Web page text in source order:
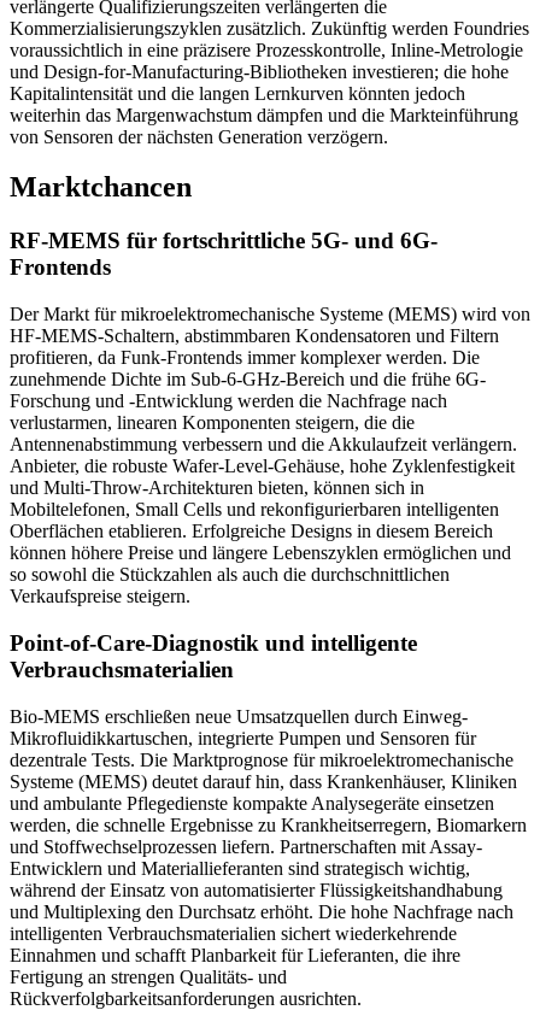
verlängerte Qualifizierungszeiten verlängerten die
Kommerzialisierungszyklen zusätzlich. Zukünftig werden Foundries
voraussichtlich in eine präzisere Prozesskontrolle, Inline-Metrologie
und Design-for-Manufacturing-Bibliotheken investieren; die hohe
Kapitalintensität und die langen Lernkurven könnten jedoch
weiterhin das Margenwachstum dämpfen und die Markteinführung
von Sensoren der nächsten Generation verzögern.
Marktchancen
RF-MEMS für fortschrittliche 5G- und 6G-
Frontends
Der Markt für mikroelektromechanische Systeme (MEMS) wird von
HF-MEMS-Schaltern, abstimmbaren Kondensatoren und Filtern
profitieren, da Funk-Frontends immer komplexer werden. Die
zunehmende Dichte im Sub-6-GHz-Bereich und die frühe 6G-
Forschung und -Entwicklung werden die Nachfrage nach
verlustarmen, linearen Komponenten steigern, die die
Antennenabstimmung verbessern und die Akkulaufzeit verlängern.
Anbieter, die robuste Wafer-Level-Gehäuse, hohe Zyklenfestigkeit
und Multi-Throw-Architekturen bieten, können sich in
Mobiltelefonen, Small Cells und rekonfigurierbaren intelligenten
Oberflächen etablieren. Erfolgreiche Designs in diesem Bereich
können höhere Preise und längere Lebenszyklen ermöglichen und
so sowohl die Stückzahlen als auch die durchschnittlichen
Verkaufspreise steigern.
Point-of-Care-Diagnostik und intelligente
Verbrauchsmaterialien
Bio-MEMS erschließen neue Umsatzquellen durch Einweg-
Mikrofluidikkartuschen, integrierte Pumpen und Sensoren für
dezentrale Tests. Die Marktprognose für mikroelektromechanische
Systeme (MEMS) deutet darauf hin, dass Krankenhäuser, Kliniken
und ambulante Pflegedienste kompakte Analysegeräte einsetzen
werden, die schnelle Ergebnisse zu Krankheitserregern, Biomarkern
und Stoffwechselprozessen liefern. Partnerschaften mit Assay-
Entwicklern und Materiallieferanten sind strategisch wichtig,
während der Einsatz von automatisierter Flüssigkeitshandhabung
und Multiplexing den Durchsatz erhöht. Die hohe Nachfrage nach
intelligenten Verbrauchsmaterialien sichert wiederkehrende
Einnahmen und schafft Planbarkeit für Lieferanten, die ihre
Fertigung an strengen Qualitäts- und
Rückverfolgbarkeitsanforderungen ausrichten.